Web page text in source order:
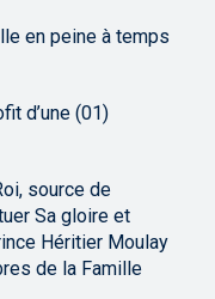
en peine à temps
d’une (01)
source de
Sa gloire et
Héritier Moulay
de la Famille